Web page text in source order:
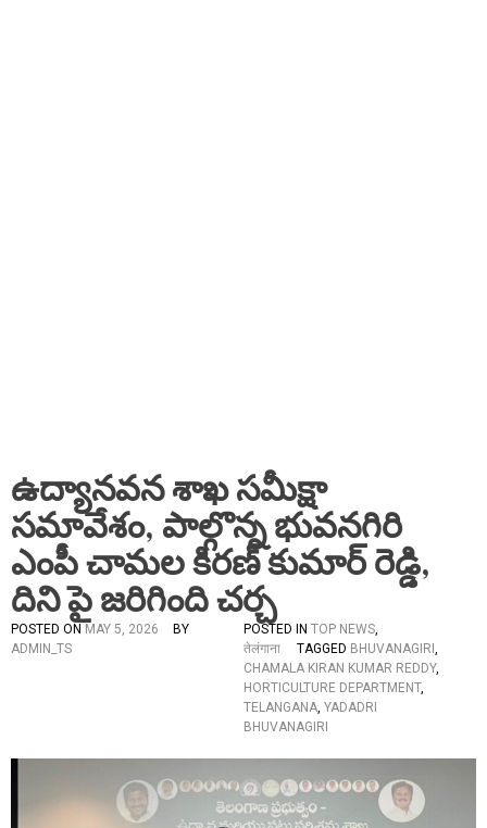
ఉద్యానవన శాఖ సమీక్షా
సమావేశం, పాల్గొన్న భువనగిరి
ఎంపీ చామల కిరణ్ కుమార్ రెడ్డి,
దిని పై జరిగింది చర్చ
POSTED ON MAY 5, 2026
BY
ADMIN_TS
POSTED IN TOP NEWS,
तेलंगाना
TAGGED BHUVANAGIRI ,
CHAMALA KIRAN KUMAR REDDY,
HORTICULTURE DEPARTMENT,
TELANGANA, YADADRI
BHUVANAGIRI